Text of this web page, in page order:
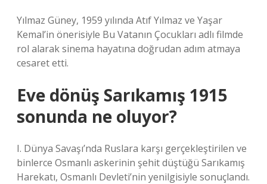
Yılmaz Güney, 1959 yılında Atıf Yılmaz ve Yaşar
Kemal’in önerisiyle Bu Vatanın Çocukları adlı filmde
rol alarak sinema hayatına doğrudan adım atmaya
cesaret etti.
Eve dönüş Sarıkamış 1915
sonunda ne oluyor?
I. Dünya Savaşı’nda Ruslara karşı gerçekleştirilen ve
binlerce Osmanlı askerinin şehit düştüğü Sarıkamış
Harekatı, Osmanlı Devleti’nin yenilgisiyle sonuçlandı.